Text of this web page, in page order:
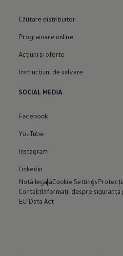
Căutare distribuitor
Programare online
Acțiuni și oferte
Instrucțiuni de salvare
SOCIAL MEDIA
Facebook
YouTube
Instagram
Linkedin
Notă legalăCookie Settings
ContactInformații despre siguranța
EU Data Act